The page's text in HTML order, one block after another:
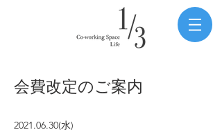
会費改定のご案内
2021.06.30(水)